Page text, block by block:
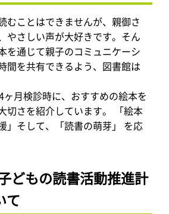
むことはできませんが、親御さ
やさしい声が大好きです。そん
を通じて親子のコミュニケーシ
間を共有できるよう、図書館は
月検診時に、おすすめの絵本を
切さを紹介しています。 「絵本
」そして、「読書の萌芽」 を応
どもの読書活動推進計
て